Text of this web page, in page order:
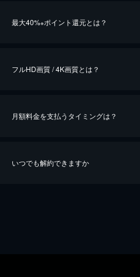
最大40%※ポイント還元とは？
※40％ポイント還元の対象は、クレジットカー
iOSアプリのUコイン決済による作品の購入 /
フルHD画質 / 4K画質とは？
月額料金を支払うタイミングは？
いつでも解約できますか